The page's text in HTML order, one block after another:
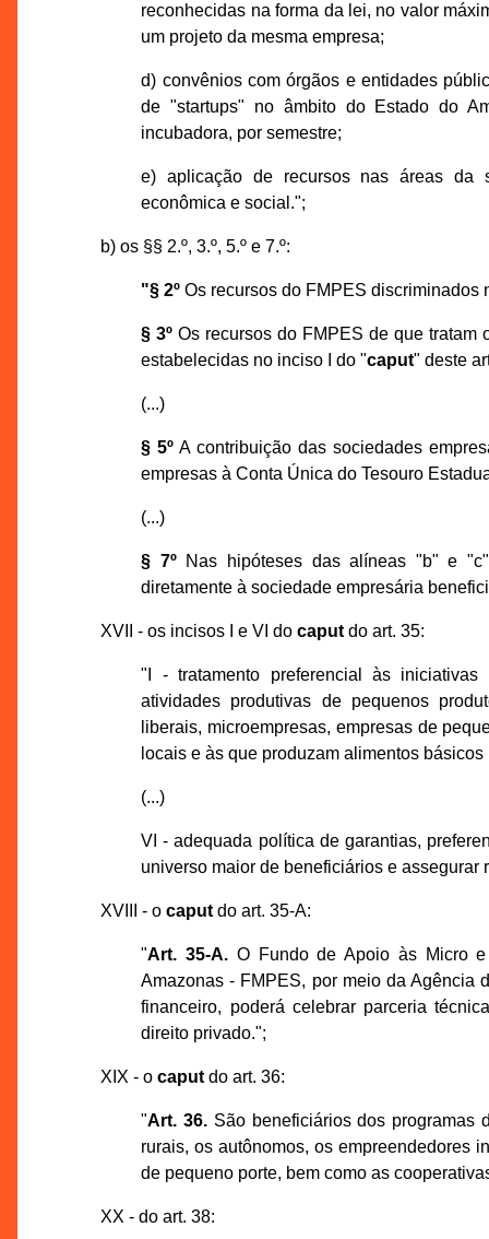
reconhecidas na forma da lei, no valor
um projeto da mesma empresa;
d) convênios com órgãos e entidades
de "startups" no âmbito do Estado do
incubadora, por semestre;
e) aplicação de recursos nas áreas da
econômica e social.";
b) os §§ 2.º, 3.º, 5.º e 7.º:
"§ 2º Os recursos do FMPES discriminados
§ 3º Os recursos do FMPES de que tratam
estabelecidas no inciso I do "caput" deste
(...)
§ 5º A contribuição das sociedades
empresas à Conta Única do Tesouro
(...)
§ 7ºNas hipóteses das alíneas "b" e
diretamente à sociedade empresária
XVII - os incisos I e VI do caputdo art. 35:
"I - tratamento preferencial às
atividades produtivas de pequenos
liberais, microempresas, empresas de
locais e às que produzam alimentos
(...)
VI - adequada política de garantias,
universo maior de beneficiários e
XVIII - o caputdo art. 35-A:
"Art. 35-A. O Fundo de Apoio às Micro
Amazonas - FMPES, por meio da Agência
financeiro, poderá celebrar parceria
direito privado.";
XIX - o caputdo art. 36:
"Art. 36. São beneficiários dos programas
rurais, os autônomos, os empreendedores
de pequeno porte, bem como as
XX - do art. 38: